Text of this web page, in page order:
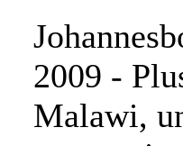
2009 -
Malawi,